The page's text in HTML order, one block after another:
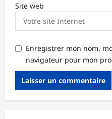
Site web
Enregistrer mon nom,
navigateur pour mon